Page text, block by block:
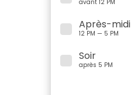
avant 12 PM
Après-midi
12 PM — 5 PM
Soir
après 5 PM